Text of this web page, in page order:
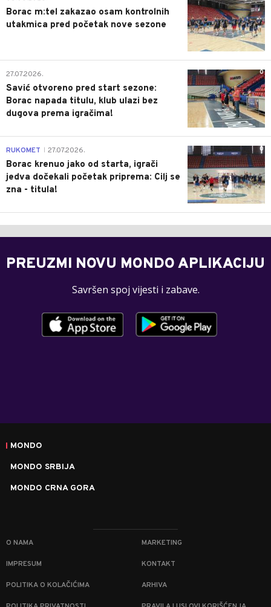
Borac m:tel zakazao osam kontrolnih
utakmica pred početak nove sezone
0
27.07.2026.
Savić otvoreno pred start sezone:
Borac napada titulu, klub ulazi bez
dugova prema igračima!
0
RUKOMET 27.07.2026.
Borac krenuo jako od starta, igrači
jedva dočekali početak priprema: Cilj se
zna - titula!
PREUZMI NOVU MONDO APLIKACIJU
Savršen spoj vijesti i zabave.
MONDO
MONDO SRBIJA
MONDO CRNA GORA
O NAMA MARKETING
IMPRESUM KONTAKT
POLITIKA O KOLAČIĆIMA ARHIVA